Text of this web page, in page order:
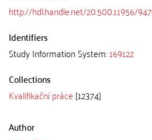
http://hdl.handle.net/20.500.11956/
Identifiers
Study Information System:169122
Collections
Kvalifikační práce [12374]
Author